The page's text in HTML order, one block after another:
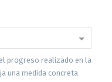
progreso realizado en la
una medida concreta